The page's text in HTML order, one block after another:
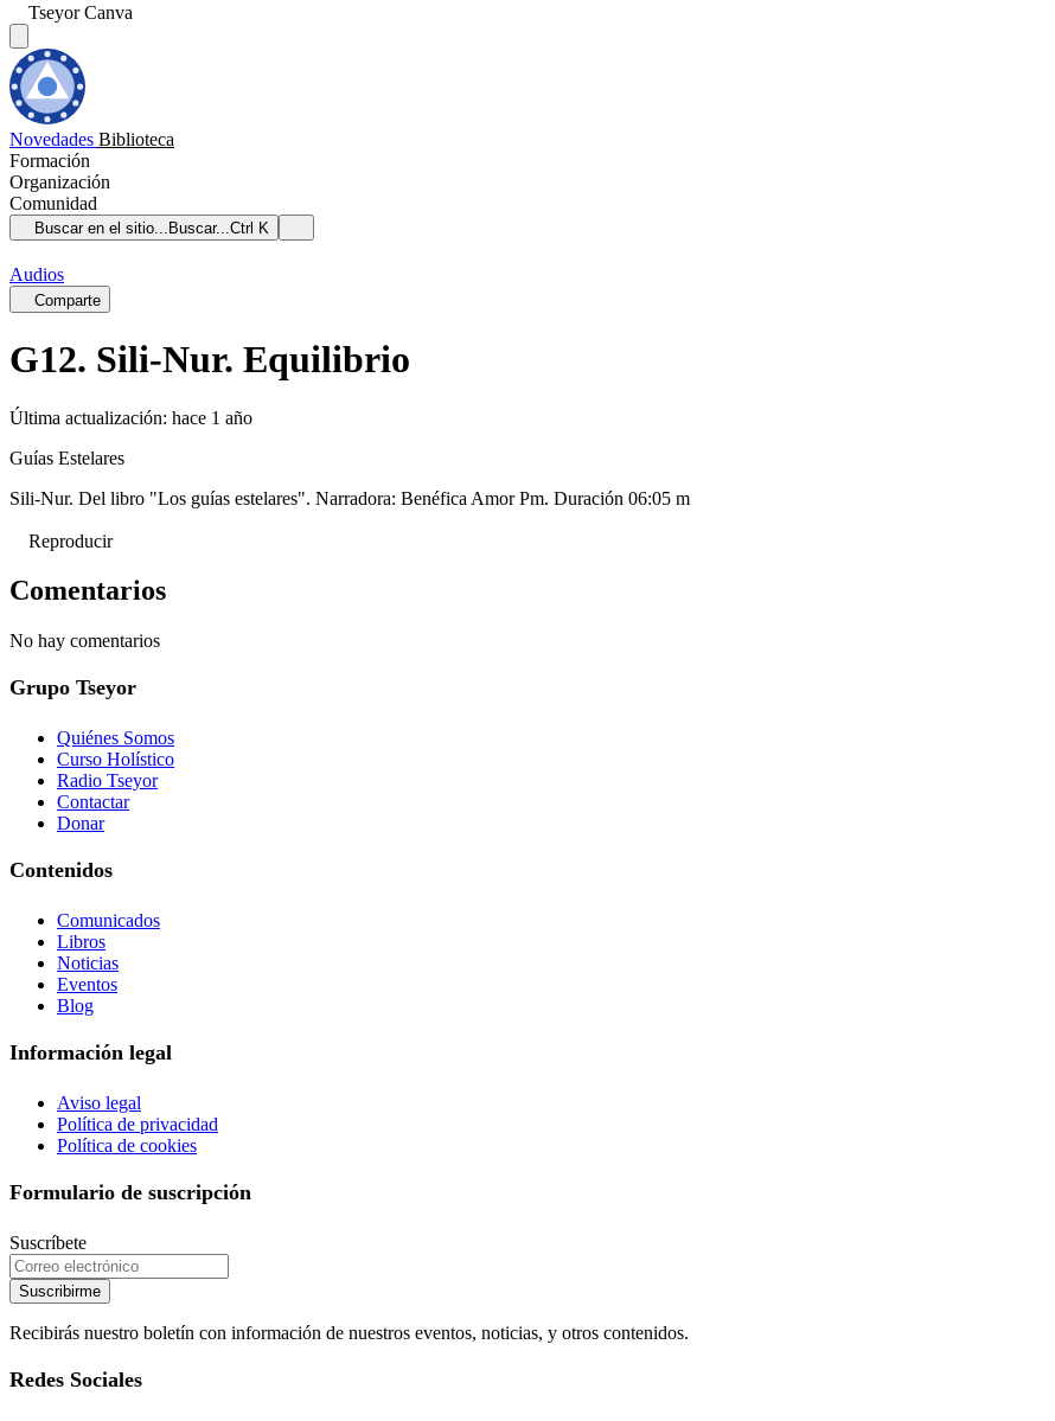
Tseyor Canva
Novedades Biblioteca
Formación
Organización
Comunidad
Buscar en el sitio... Buscar...Ctrl K
Audios
Comparte
G12. Sili-Nur. Equilibrio
Última actualización: hace 1 año
Guías Estelares
Sili-Nur. Del libro "Los guías estelares". Narradora: Benéfica Amor Pm. Duración 06:05 m
Reproducir
Comentarios
No hay comentarios
Grupo Tseyor
Quiénes Somos
Curso Holístico
Radio Tseyor
Contactar
Donar
Contenidos
Comunicados
Libros
Noticias
Eventos
Blog
Información legal
Aviso legal
Política de privacidad
Política de cookies
Formulario de suscripción
Suscríbete
Suscribirme
Recibirás nuestro boletín con información de nuestros eventos, noticias, y otros contenidos.
Redes Sociales